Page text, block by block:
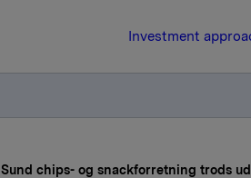
Investment
Sund chips- og snackforretning trods